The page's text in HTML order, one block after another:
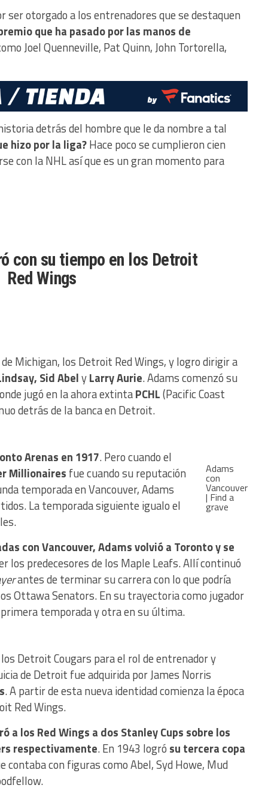
ser otorgado a los entrenadores que se destaquen
que ha pasado por las manos de
Joel Quenneville, Pat Quinn, John Tortorella,
detrás del hombre que le da nombre a tal
hizo por la liga?Hace poco se cumplieron cien
con la NHL así que es un gran momento para
con su tiempo en los Detroit
Red Wings
Michigan, los Detroit Red Wings, y logro dirigir a
Sid AbelyLarry Aurie. Adams comenzó su
jugó en la ahora extintaPCHL(Pacific Coast
detrás de la banca en Detroit.
Adams
con
Vancouver
| Find a
grave
Arenas en 1917. Pero cuando el
Millionaires fue cuando su reputación
temporada en Vancouver, Adams
La temporada siguiente igualo el
con Vancouver, Adams volvió a Toronto y se
los predecesores de los Maple Leafs. Allí continuó
antes de terminar su carrera con lo que podría
Ottawa Senators. En su trayectoria como jugador
temporada y otra en su última.
Detroit Cougars para el rol de entrenador y
de Detroit fue adquirida por James Norris
. A partir de esta nueva identidad comienza la época
Red Wings.
a los Red Wings a dos Stanley Cups sobre los
respectivamente. En 1943 logró su tercera copa
contaba con figuras como Abel, Syd Howe, Mud